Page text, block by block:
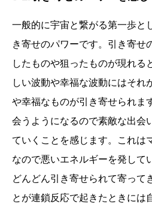
一般的に宇宙と繋がる第一歩と
き寄せのパワーです。引き寄せ
したものや狙ったものが現れる
しい波動や幸福な波動にはそれ
や幸福なものが引き寄せられま
会うようになるので素敵な出会
ていくことを感じます。これは
なので悪いエネルギーを発して
どんどん引き寄せられて寄って
とが連鎖反応で起きたときには